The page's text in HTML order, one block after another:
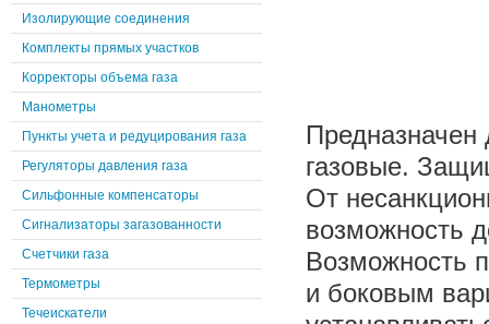
Предназначен
газовые.
От
возможность
Возможность
и боковым
Изолирующие соединения
Комплекты прямых участков
Корректоры объема газа
Манометры
Пункты учета и редуцирования газа
Регуляторы давления газа
Сильфонные компенсаторы
Сигнализаторы загазованности
Счетчики газа
Термометры
Течеискатели